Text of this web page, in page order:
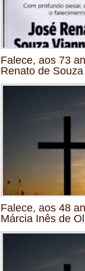
Falece, aos 73
Renato de
Falece, aos 48
Márcia Inês de